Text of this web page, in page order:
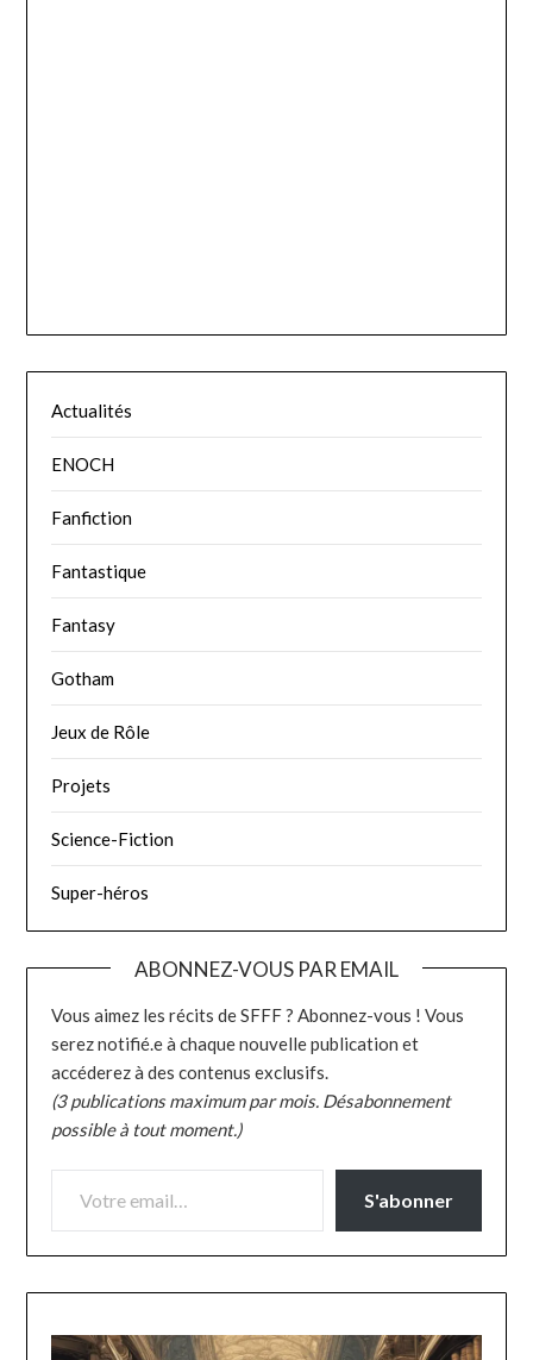
Actualités
ENOCH
Fanfiction
Fantastique
Fantasy
Gotham
Jeux de Rôle
Projets
Science-Fiction
Super-héros
ABONNEZ-VOUS PAR EMAIL
Vous aimez les récits de SFFF ? Abonnez-vous ! Vous
serez notifié.e à chaque nouvelle publication et
accéderez à des contenus exclusifs.
(3 publications maximum par mois. Désabonnement
possible à tout moment.)
VOTRE EMAIL…
S'abonner